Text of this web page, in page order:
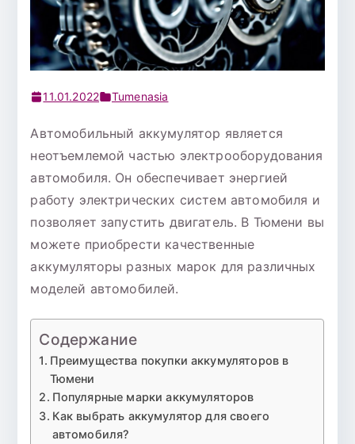
11.01.2022 Tumenasia
Автомобильный аккумулятор является
неотъемлемой частью электрооборудования
автомобиля. Он обеспечивает энергией
работу электрических систем автомобиля и
позволяет запустить двигатель. В Тюмени вы
можете приобрести качественные
аккумуляторы разных марок для различных
моделей автомобилей.
Содержание
Преимущества покупки аккумуляторов в
Тюмени
Популярные марки аккумуляторов
Как выбрать аккумулятор для своего
автомобиля?